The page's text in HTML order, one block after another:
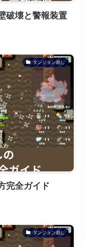
破壊と警報装置
ダンジョン崩し
完全ガイド
ダンジョン崩し